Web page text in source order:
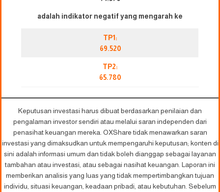
adalah indikator negatif yang mengarah ke
TP1:
69.520
TP2:
65.780
Keputusan investasi harus dibuat berdasarkan penilaian dan
pengalaman investor sendiri atau melalui saran independen dari
penasihat keuangan mereka. OXShare tidak menawarkan saran
investasi yang dimaksudkan untuk mempengaruhi keputusan; konten di
sini adalah informasi umum dan tidak boleh dianggap sebagai layanan
tambahan atau investasi, atau sebagai nasihat keuangan. Laporan ini
memberikan analisis yang luas yang tidak mempertimbangkan tujuan
individu, situasi keuangan, keadaan pribadi, atau kebutuhan. Sebelum